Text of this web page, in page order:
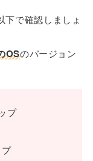
下で確認しましょ
OSのバージョン
プ